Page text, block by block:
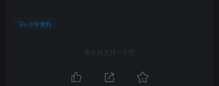
小学资料
喜欢就支持一下吧